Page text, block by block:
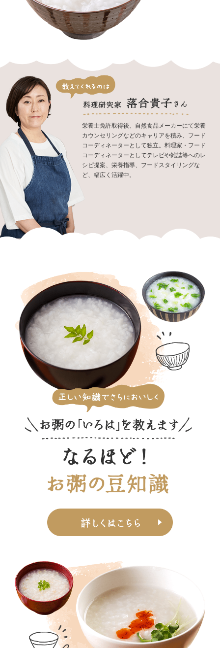
栄養士免許取得後、自然食品メーカーにて栄養
カウンセリングなどのキャリアを積み、フード
コーディネーターとして独立。料理家・フード
コーディネーターとしてテレビや雑誌等へのレ
シピ提案、栄養指導、フードスタイリングな
ど、幅広く活躍中。